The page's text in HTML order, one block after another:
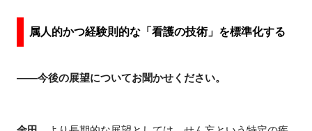
属人的かつ経験則的な「看護の技術」を標準化する
――今後の展望についてお聞かせください。